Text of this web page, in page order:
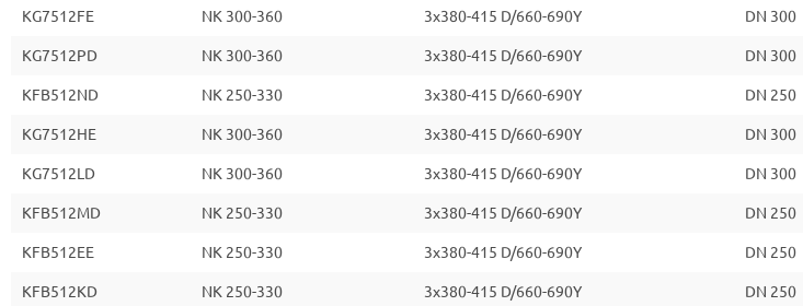
KG7512FE NK 300-360 3x380-415 D/660-690Y DN 300
KG7512PD NK 300-360 3x380-415 D/660-690Y DN 300
KFB512ND NK 250-330 3x380-415 D/660-690Y DN 250
KG7512HE NK 300-360 3x380-415 D/660-690Y DN 300
KG7512LD NK 300-360 3x380-415 D/660-690Y DN 300
KFB512MD NK 250-330 3x380-415 D/660-690Y DN 250
KFB512EE NK 250-330 3x380-415 D/660-690Y DN 250
KFB512KD NK 250-330 3x380-415 D/660-690Y DN 250